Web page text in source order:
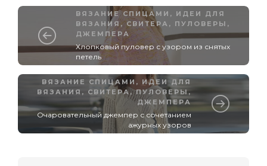
ВЯЗАНИЕ СПИЦАМИ , ИДЕИ ДЛЯ
ВЯЗАНИЯ, СВИТЕРА, ПУЛОВЕРЫ,
ДЖЕМПЕРА
Хлопковый пуловер с узором из снятых
петель
ВЯЗАНИЕ СПИЦАМИ , ИДЕИ ДЛЯ
ВЯЗАНИЯ , СВИТЕРА, ПУЛОВЕРЫ,
ДЖЕМПЕРА
Очаровательный джемпер с сочетанием
ажурных узоров